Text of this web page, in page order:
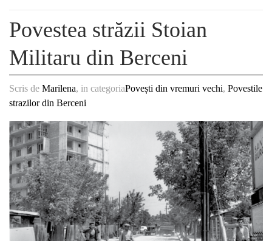
Povestea străzii Stoian
Militaru din Berceni
Scris de Marilena, in categoriaPovești din vremuri vechi, Povestile
strazilor din Berceni